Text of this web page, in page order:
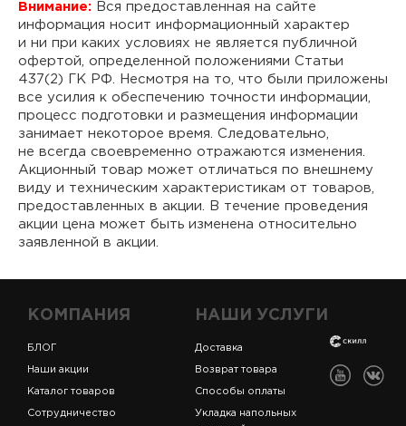
Внимание: Вся предоставленная на сайте
информация носит информационный характер
и ни при каких условиях не является публичной
офертой, определенной положениями Статьи
437(2) ГК РФ. Несмотря на то, что были приложены
все усилия к обеспечению точности информации,
процесс подготовки и размещения информации
занимает некоторое время. Следовательно,
не всегда своевременно отражаются изменения.
Акционный товар может отличаться по внешнему
виду и техническим характеристикам от товаров,
предоставленных в акции. В течение проведения
акции цена может быть изменена относительно
заявленной в акции.
КОМПАНИЯ
БЛОГ
Наши акции
Каталог товаров
Сотрудничество
НАШИ УСЛУГИ
Доставка
Возврат товара
Способы оплаты
Укладка напольных